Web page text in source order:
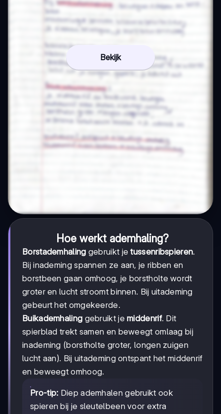
Bekijk
Hoe werkt ademhaling?
Borstademhaling gebruikt jetussenribspieren.
Bij inademing spannen ze aan, je ribben en
borstbeen gaan omhoog, je borstholte wordt
groter en lucht stroomt binnen. Bij uitademing
gebeurt het omgekeerde.
Buikademhaling gebruikt jemiddenrif. Dit
spierblad trekt samen en beweegt omlaag bij
inademing (borstholte groter, longen zuigen
lucht aan). Bij uitademing ontspant het middenrif
en beweegt omhoog.
Pro-tip: Diep ademhalen gebruikt ook
spieren bij je sleutelbeen voor extra